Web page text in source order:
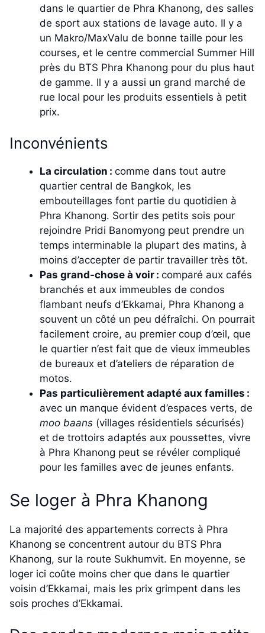
dans le quartier de Phra Khanong, des salles
de sport aux stations de lavage auto. Il y a
un Makro/MaxValu de bonne taille pour les
courses, et le centre commercial Summer Hill
près du BTS Phra Khanong pour du plus haut
de gamme. Il y a aussi un grand marché de
rue local pour les produits essentiels à petit
prix.
Inconvénients
La circulation : comme dans tout autre
quartier central de Bangkok, les
embouteillages font partie du quotidien à
Phra Khanong. Sortir des petits sois pour
rejoindre Pridi Banomyong peut prendre un
temps interminable la plupart des matins, à
moins d’accepter de partir travailler très tôt.
Pas grand-chose à voir : comparé aux cafés
branchés et aux immeubles de condos
flambant neufs d’Ekkamai, Phra Khanong a
souvent un côté un peu défraîchi. On pourrait
facilement croire, au premier coup d’œil, que
le quartier n’est fait que de vieux immeubles
de bureaux et d’ateliers de réparation de
motos.
Pas particulièrement adapté aux familles :
avec un manque évident d’espaces verts, de
moo baans (villages résidentiels sécurisés)
et de trottoirs adaptés aux poussettes, vivre
à Phra Khanong peut se révéler compliqué
pour les familles avec de jeunes enfants.
Se loger à Phra Khanong
La majorité des appartements corrects à Phra
Khanong se concentrent autour du BTS Phra
Khanong, sur la route Sukhumvit. En moyenne, se
loger ici coûte moins cher que dans le quartier
voisin d’Ekkamai, mais les prix grimpent dans les
sois proches d’Ekkamai.